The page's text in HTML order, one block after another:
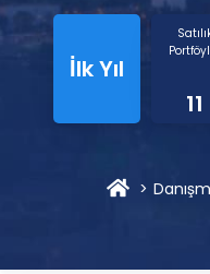
İlk Yıl
11